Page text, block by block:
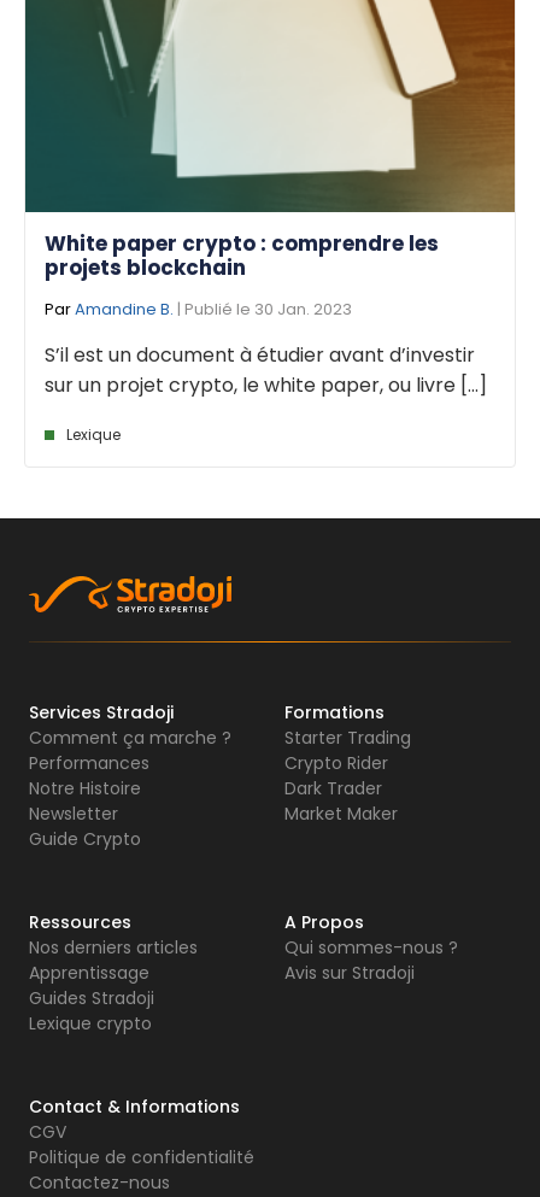
White paper crypto : comprendre les
projets blockchain
ParAmandine B. | Publié le 30 Jan. 2023
S’il est un document à étudier avant d’investir
sur un projet crypto, le white paper, ou livre [...]
Lexique
Services Stradoji
Comment ça marche ?
Performances
Notre Histoire
Newsletter
Guide Crypto
Formations
Starter Trading
Crypto Rider
Dark Trader
Market Maker
Ressources
Nos derniers articles
Apprentissage
Guides Stradoji
Lexique crypto
A Propos
Qui sommes-nous ?
Avis sur Stradoji
Contact & Informations
CGV
Politique de confidentialité
Contactez-nous